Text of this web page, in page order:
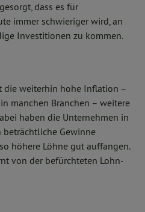
dass es für
immer schwieriger wird, an
Investitionen zu kommen.
die weiterhin hohe Inflation –
manchen Branchen – weitere
haben die Unternehmen in
Gewinne
höhere Löhne gut auffangen.
von der befürchteten Lohn-